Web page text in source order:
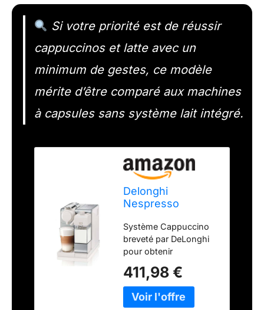
Si votre priorité est de réussir
cappuccinos et latte avec un
minimum de gestes, ce modèle
mérite d’être comparé aux machines
à capsules sans système lait intégré.
Delonghi
Nespresso
Animation
EN560.S Machine
à Café à Capsules
Nespresso, 19
bars, Système
Thermoblock,
Cappuccino, Latte
Système Cappuccino
breveté par DeLonghi
pour obtenir
vrai cappuccino ou
latte macchiato dans la
tasse. 6 boutons
411,98 €